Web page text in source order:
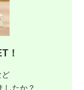
！
ど
したか？